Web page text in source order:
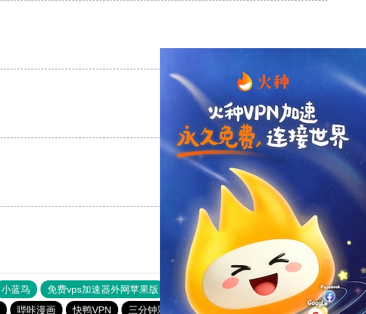
支持 [0] 反对 [0]
支持
小蓝鸟 免费vps加速器外网苹果版 旋风加速度器
快连加速器
哔咔漫画 快鸭VPN 三分钟彩票app下载 全民彩票安卓版下载